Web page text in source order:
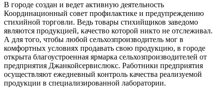
В городе создан и ведет активную деятельность
Координационный совет профилактике и предупреждению
стихийной торговли. Ведь товары стихийщиков заведомо
являются продукцией, качество которой никто не отслеживал.
А для того, чтобы любой сельхозпроизводитель мог в
комфортных условиях продавать свою продукцию, в городе
открыта благоустроенная ярмарка сельхозпроизводителей от
предприятия Джанкойсервислюкс. Работники предприятия
осуществляют ежедневный контроль качества реализуемой
продукции в специализированной лаборатории.